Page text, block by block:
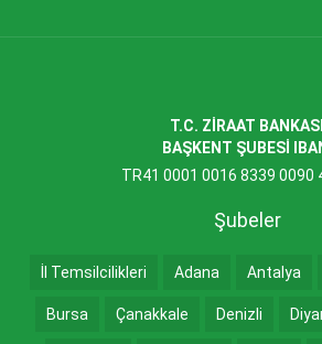
T.C. ZİRAAT BANKASI
BAŞKENT ŞUBESİ
TR41 0001 0016 8339 0090
Şubeler
İl Temsilcilikleri Adana Antalya
Bursa Çanakkale Denizli